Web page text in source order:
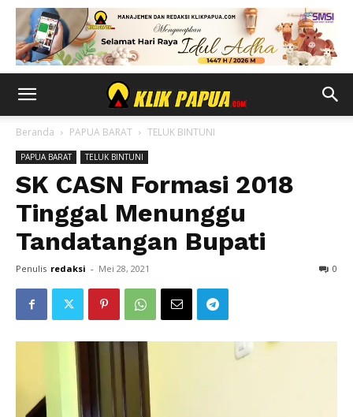
Beranda PAPUA BARAT TELUK BINTUNI
PAPUA BARAT TELUK BINTUNI
SK CASN Formasi 2018
Tinggal Menunggu
Tandatangan Bupati
Penulis redaksi - Mei 28, 2021 0